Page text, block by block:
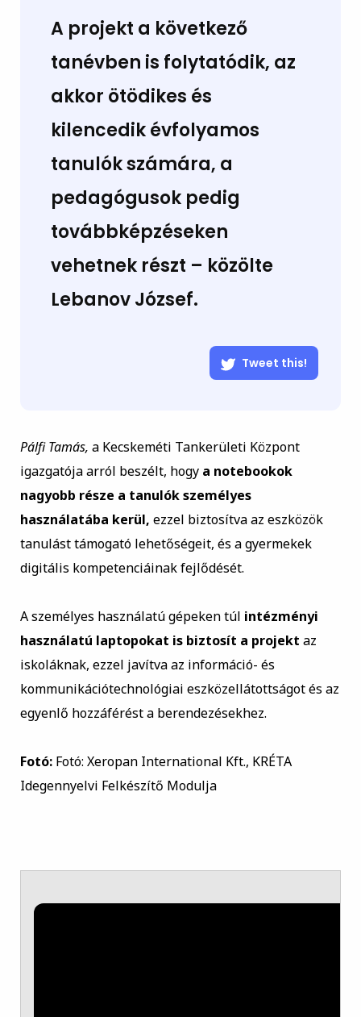
A projekt a következő
tanévben is folytatódik, az
akkor ötödikes és
kilencedik évfolyamos
tanulók számára, a
pedagógusok pedig
továbbképzéseken
vehetnek részt – közölte
Lebanov József.
Tweet this!
Pálfi Tamás, a Kecskeméti Tankerületi Központ
igazgatója arról beszélt, hogy a notebookok
nagyobb része a tanulók személyes
használatába kerül, ezzel biztosítva az eszközök
tanulást támogató lehetőségeit, és a gyermekek
digitális kompetenciáinak fejlődését.
A személyes használatú gépeken túl intézményi
használatú laptopokat is biztosít a projekt az
iskoláknak, ezzel javítva az információ- és
kommunikációtechnológiai eszközellátottságot és az
egyenlő hozzáférést a berendezésekhez.
Fotó:Fotó: Xeropan International Kft., KRÉTA
Idegennyelvi Felkészítő Modulja